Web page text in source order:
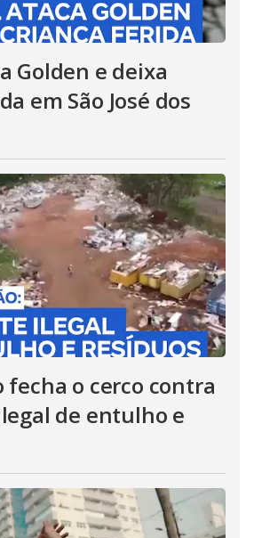
Golden e deixa
em São José dos
fecha o cerco contra
de entulho e